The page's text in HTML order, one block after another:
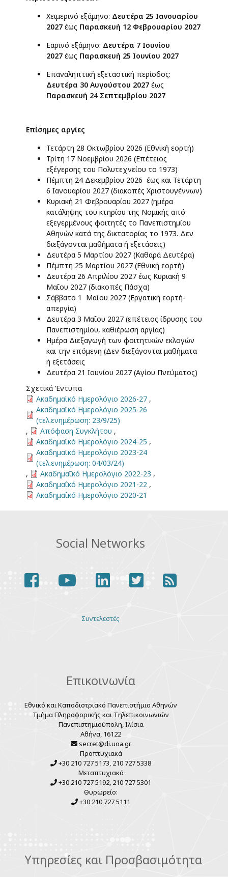
Χειμερινό εξάμηνο: Δευτέρα 25 Ιανουαρίου
2027 έως Παρασκευή 12 Φεβρουαρίου 2027
Εαρινό εξάμηνο: Δευτέρα 7 Ιουνίου
2027 έως Παρασκευή 25 Ιουνίου 2027
Επαναληπτική εξεταστική περίοδος:
Δευτέρα 30 Αυγούστου 2027 έως
Παρασκευή 24 Σεπτεμβρίου 2027
Επίσημες αργίες
Τετάρτη 28 Οκτωβρίου 2026 (Εθνική εορτή)
Τρίτη 17 Νοεμβρίου 2026 (Επέτειος
εξέγερσης του Πολυτεχνείου το 1973)
Πέμπτη 24 Δεκεμβρίου 2026 έως και Τετάρτη
6 Ιανουαρίου 2027 (διακοπές Χριστουγέννων)
Κυριακή 21 Φεβρουαρίου 2027 (ημέρα
κατάληψης του κτηρίου της Νομικής από
εξεγερμένους φοιτητές το Πανεπιστημίου
Αθηνών κατά της δικτατορίας το 1973. Δεν
διεξάγονται μαθήματα ή εξετάσεις)
Δευτέρα 5 Μαρτίου 2027 (Καθαρά Δευτέρα)
Πέμπτη 25 Μαρτίου 2027 (Εθνική εορτή)
Δευτέρα 26 Απριλίου 2027 έως Κυριακή 9
Μαΐου 2027 (διακοπές Πάσχα)
Σάββατο 1 Μαΐου 2027 (Εργατική εορτή-
απεργία)
Δευτέρα 3 Μαΐου 2027 (επέτειος ίδρυσης του
Πανεπιστημίου, καθιέρωση αργίας)
Ημέρα Διεξαγωγή των φοιτητικών εκλογών
και την επόμενη (Δεν διεξάγονται μαθήματα
ή εξετάσεις
Δευτέρα 21 Ιουνίου 2027 (Αγίου Πνεύματος)
Σχετικά Έντυπα
Ακαδημαϊκό Ημερολόγιο 2026-27,
Ακαδημαϊκό Ημερολόγιο 2025-26
(τελ.ενημέρωση: 23/9/25)
,
Απόφαση Συγκλήτου ,
Ακαδημαϊκό Ημερολόγιο 2024-25 ,
Ακαδημαϊκό Ημερολόγιο 2023-24
(τελ.ενημέρωση: 04/03/24)
,
Ακαδημαΐκό Ημερολόγιο 2022-23 ,
Ακαδημαΐκό Ημερολόγιο 2021-22,
Ακαδημαΐκό Ημερολόγιο 2020-21
Social Networks
facebookyoutubelinkedintwitterrss
Συντελεστές
Επικοινωνία
Εθνικό και Καποδιστριακό Πανεπιστήμιο Αθηνών
Τμήμα Πληροφορικής και Τηλεπικοινωνιών
Πανεπιστημιούπολη, Ιλίσια
Αθήνα, 16122
secret@di.uoa.gr
Προπτυχιακά
+30 210 727 5173, 210 727 5338
Μεταπτυχιακά
+30 210 727 5192, 210 727 5301
Θυρωρείο:
+30 210 727 5111
Υπηρεσίες και Προσβασιμότητα